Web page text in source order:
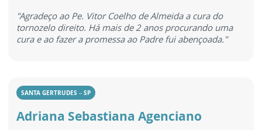
"Agradeço ao Pe. Vitor Coelho de Almeida a cura do
tornozelo direito. Há mais de 2 anos procurando uma
cura e ao fazer a promessa ao Padre fui abençoada."
SANTA GERTRUDES – SP
Adriana Sebastiana Agenciano